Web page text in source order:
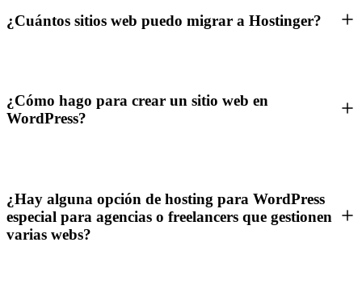
¿Cuántos sitios web puedo migrar a Hostinger?
¿Cómo hago para crear un sitio web en
WordPress?
¿Hay alguna opción de hosting para WordPress
especial para agencias o freelancers que gestionen
varias webs?